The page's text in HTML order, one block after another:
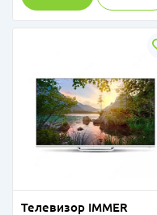
Телевизор IMMER